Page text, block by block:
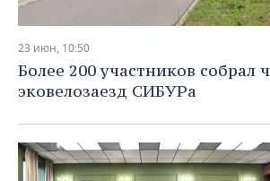
23 июн, 10:50
Более 200 участников собрал
эковелозаезд СИБУРа